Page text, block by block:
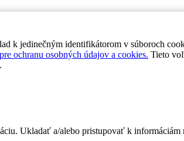
k jedinečným identifikátorom v súboroch
ochranu osobných údajov a cookies. Tieto
Ukladať a/alebo pristupovať k informáciám